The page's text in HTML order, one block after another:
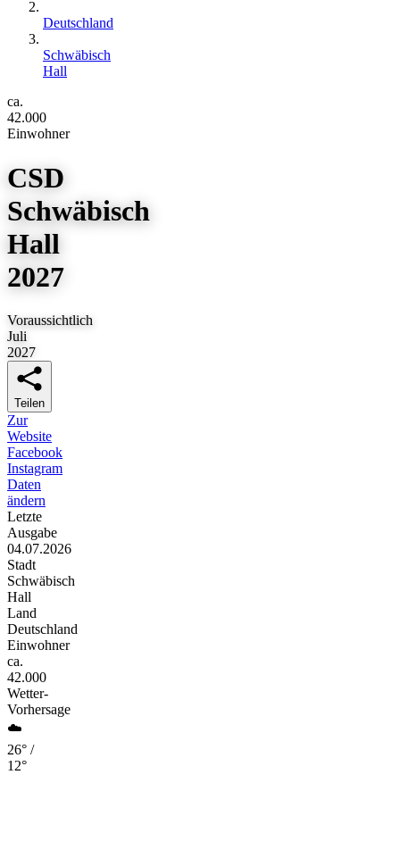
Deutschland
Schwäbisch
Hall
ca.
42.000
Einwohner
CSD
Schwäbisch
Hall
2027
Voraussichtlich
Juli
2027
Teilen
Zur
Website
Facebook
Instagram
Daten
ändern
Letzte
Ausgabe
04.07.2026
Stadt
Schwäbisch
Hall
Land
Deutschland
Einwohner
ca.
42.000
Wetter-
Vorhersage
☁️
26° /
12°